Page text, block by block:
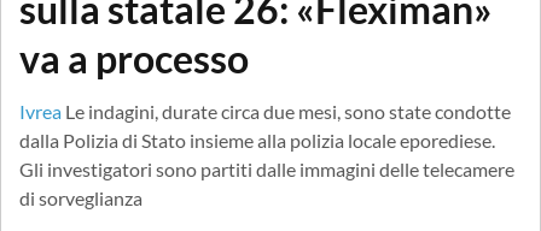
va a processo
Ivrea Le indagini, durate circa due mesi, sono state condotte
dalla Polizia di Stato insieme alla polizia locale eporediese.
Gli investigatori sono partiti dalle immagini delle telecamere
di sorveglianza